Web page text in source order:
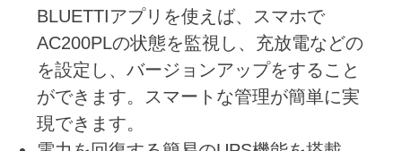
BLUETTIアプリを使えば、スマホで
AC200PLの状態を監視し、充放電などの
を設定し、バージョンアップをすること
ができます。スマートな管理が簡単に実
現できます。